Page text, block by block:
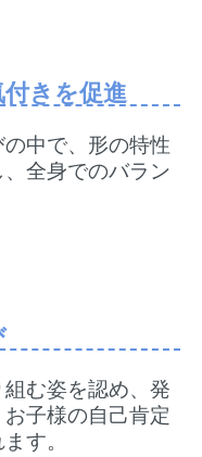
きを促進
中で、形の特性
全身でのバラン
む姿を認め、発
子様の自己肯定
す。